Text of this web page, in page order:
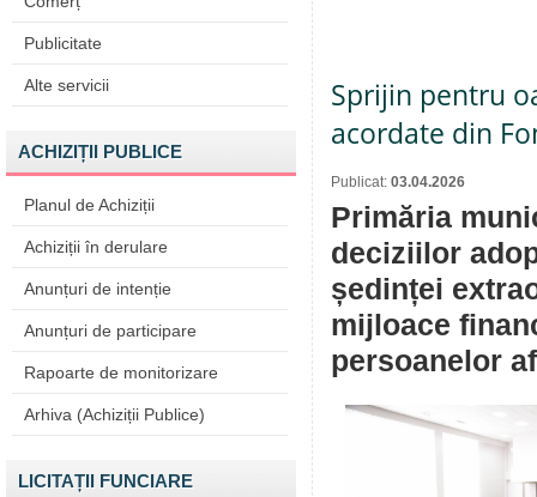
Publicitate
Alte servicii
ACHIZIȚII PUBLICE
Planul de Achiziții
Achiziții în derulare
Anunțuri de intenție
Anunțuri de participare
Rapoarte de monitorizare
Arhiva (Achiziții Publice)
LICITAȚII FUNCIARE
Sprijin pentru
acordate din
Publicat: 03.04.2026
Primăria
deciziilor
ședinței
mijloace
persoanelor